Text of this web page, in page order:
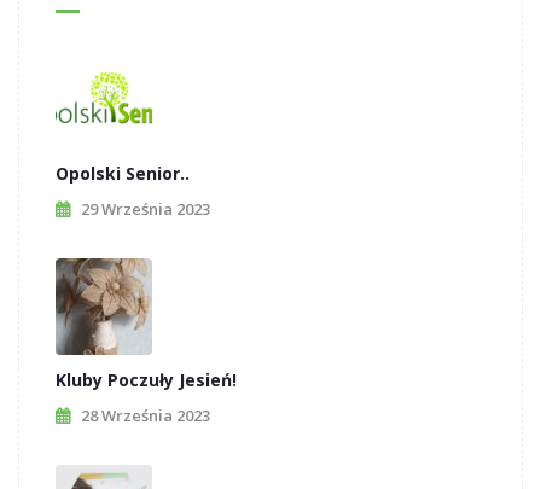
Opolski Senior..
29 Września 2023
Kluby Poczuły Jesień!
28 Września 2023